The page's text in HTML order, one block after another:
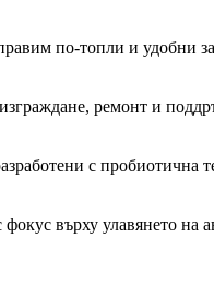
по-топли и удобни
ремонт и
с пробиотична
върху улавянето